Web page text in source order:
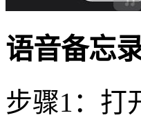
语音备忘
步骤1：打